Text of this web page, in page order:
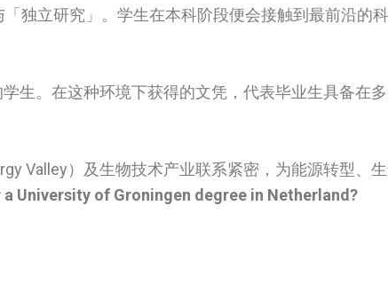
独立研究」。学生在本科阶段便会接触到最前沿的科
生。在这种环境下获得的文凭，代表毕业生具备在
Valley）及生物技术产业联系紧密，为能源转型、
a University of Groningen degree in Netherland?